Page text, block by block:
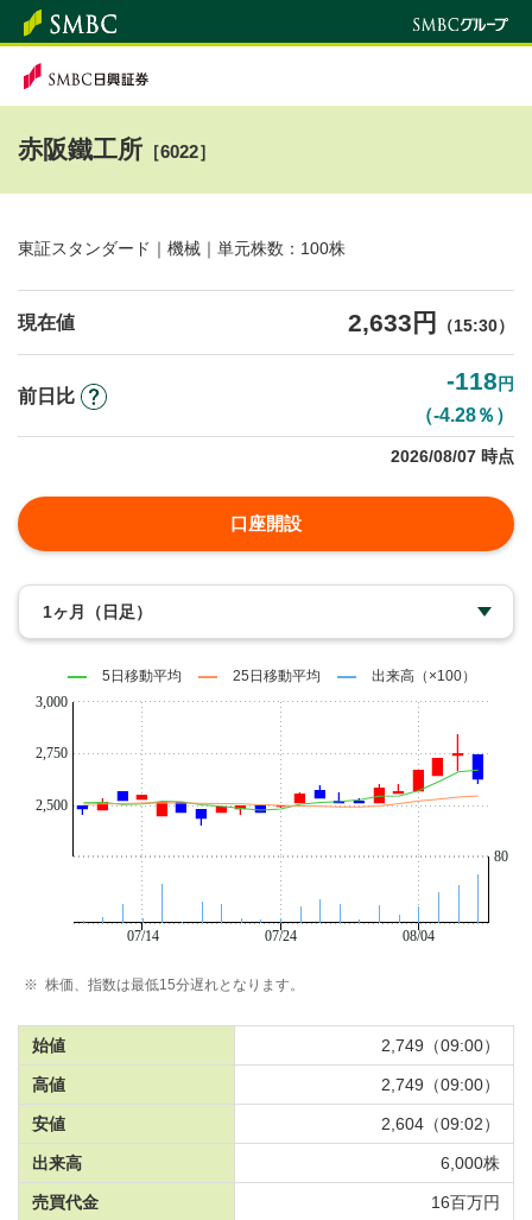
赤阪鐵工所 ［6022］
東証スタンダード｜機械｜単元株数：100株
現在値 2,633円 （15:30）
前日比
-118円
（-4.28％）
2026/08/07 時点
口座開設
1ヶ月 （日足）
5日移動平均 25日移動平均 出来高（×100）
2,500
2,750
3,000
80
07/14 07/24 08/04
※ 株価、指数は最低15分遅れとなります。
始値 2,749（09:00）
高値 2,749（09:00）
安値 2,604（09:02）
出来高 6,000株
売買代金 16百万円